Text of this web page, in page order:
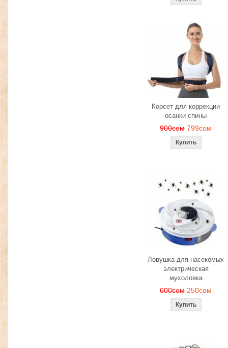
Корсет для коррекции
осанки спины
900сом 799сом
Ловушка для насекомых
электрическая
мухоловка
600сом 250сом